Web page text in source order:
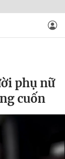
phụ nữ
cuốn